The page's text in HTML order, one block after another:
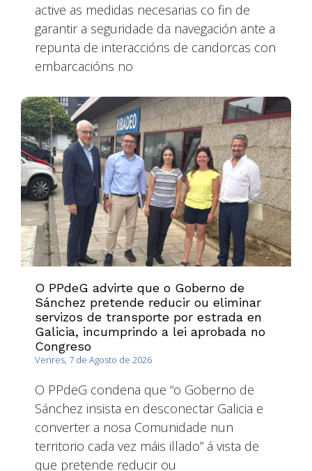
active as medidas necesarias co fin de
garantir a seguridade da navegación ante a
repunta de interaccións de candorcas con
embarcacións no
O PPdeG advirte que o Goberno de
Sánchez pretende reducir ou eliminar
servizos de transporte por estrada en
Galicia, incumprindo a lei aprobada no
Congreso
Venres, 7 de Agosto de 2026
O PPdeG condena que “o Goberno de
Sánchez insista en desconectar Galicia e
converter a nosa Comunidade nun
territorio cada vez máis illado” á vista de
que pretende reducir ou